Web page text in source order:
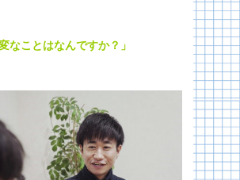
なことはなんですか？」